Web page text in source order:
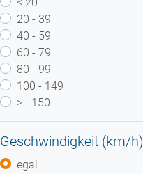
20 - 39
40 - 59
60 - 79
80 - 99
100 - 149
>= 150
Geschwindigkeit (km/h)
egal